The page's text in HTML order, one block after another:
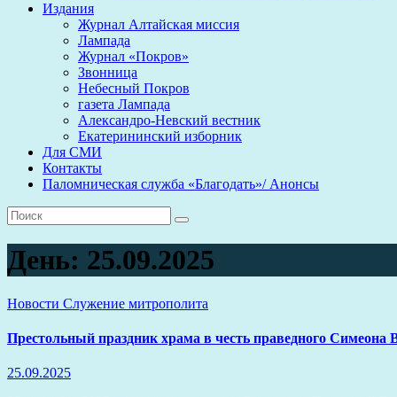
Издания
Журнал Алтайская миссия
Лампада
Журнал «Покров»
Звонница
Небесный Покров
газета Лампада
Александро-Невский вестник
Екатерининский изборник
Для СМИ
Контакты
Паломническая служба «Благодать»/ Анонсы
День: 25.09.2025
Новости Служение митрополита
Престольный праздник храма в честь праведного Симеона
25.09.2025